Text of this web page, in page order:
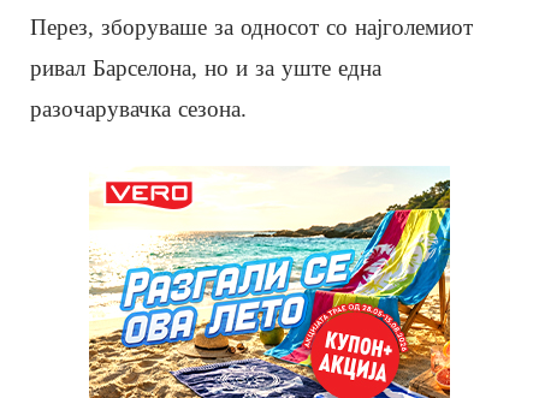
Перез, зборуваше за односот со најголемиот
ривал Барселона, но и за уште една
разочарувачка сезона.